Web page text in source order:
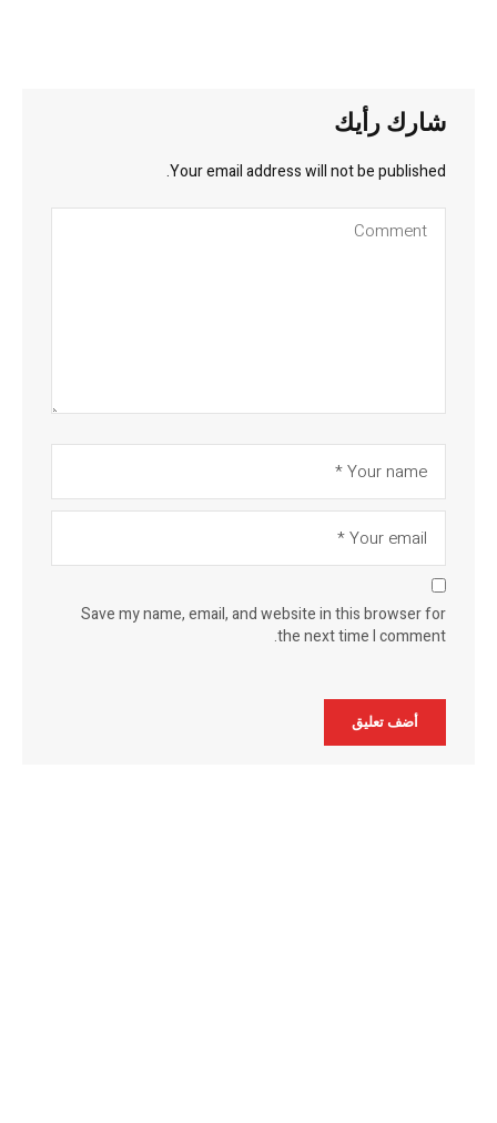
شارك رأيك
Your email address will not be published.
Save my name, email, and website in this browser for
the next time I comment.